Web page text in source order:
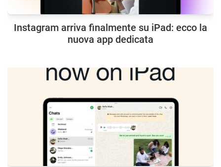
Instagram arriva finalmente su iPad: ecco la
nuova app dedicata